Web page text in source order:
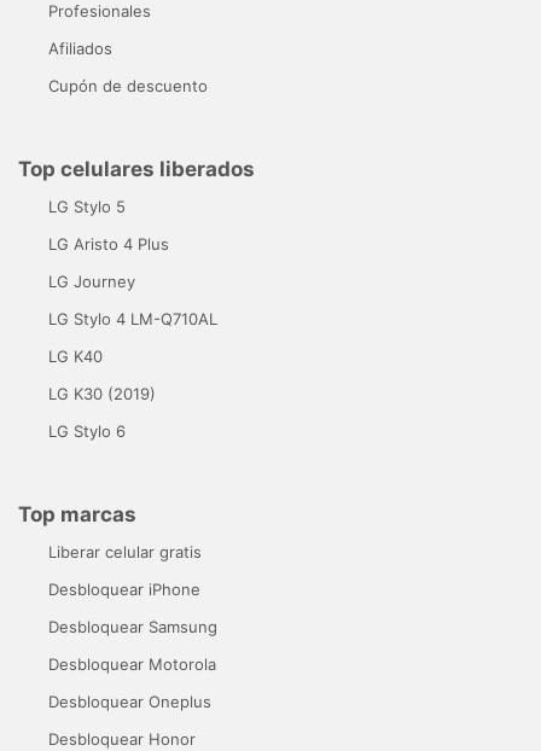
Profesionales
Afiliados
Cupón de descuento
Top celulares liberados
LG Stylo 5
LG Aristo 4 Plus
LG Journey
LG Stylo 4 LM-Q710AL
LG K40
LG K30 (2019)
LG Stylo 6
Top marcas
Liberar celular gratis
Desbloquear iPhone
Desbloquear Samsung
Desbloquear Motorola
Desbloquear Oneplus
Desbloquear Honor